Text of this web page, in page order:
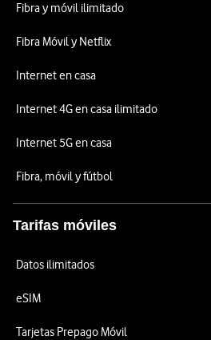
Fibra y móvil ilimitado
Fibra Móvil y Netflix
Internet en casa
Internet 4G en casa ilimitado
Internet 5G en casa
Fibra, móvil y fútbol
Tarifas móviles
Datos ilimitados
eSIM
Tarjetas Prepago Móvil